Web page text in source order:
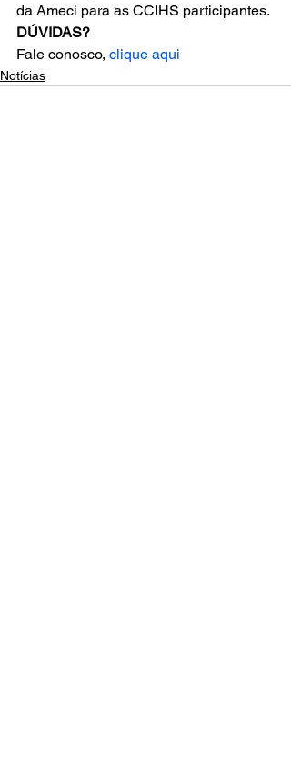
da Ameci para as CCIHS participantes.
DÚVIDAS?
Fale conosco, clique aqui
Notícias